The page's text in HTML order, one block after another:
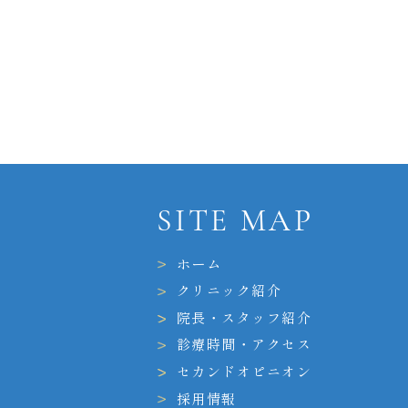
SITE MAP
ホーム
クリニック紹介
院長・スタッフ紹介
診療時間・アクセス
セカンドオピニオン
採用情報